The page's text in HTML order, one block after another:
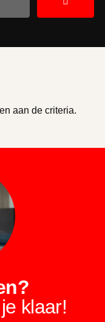
aan de criteria.
klaar!